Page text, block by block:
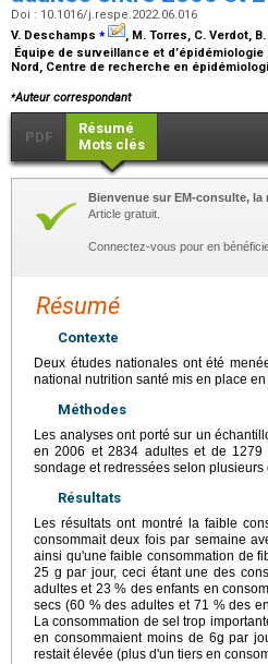
Doi : 10.1016/j.respe.2022.06.016
V. Deschamps ⁎
, M. Torres, C. Verdot,
Équipe de surveillance et
Nord, Centre de recherche en
⁎Auteur correspondant
PDF
Résumé
Mots clés
Bienvenue sur EM-consulte,
Article gratuit.
Connectez-vous pour en
Résumé
Contexte
Deux études nationales ont été
national nutrition santé mis en place
Méthodes
Les analyses ont porté sur un
en 2006 et 2834 adultes et de
sondage et redressées selon
Résultats
Les résultats ont montré la faible
consommait deux fois par semaine
ainsi qu'une faible consommation de
25 g par jour, ceci étant une des
adultes et 23 % des enfants en
secs (60 % des adultes et 71 % des
La consommation de sel trop
en consommaient moins de 6g par
restait élevée (plus d'un tiers en